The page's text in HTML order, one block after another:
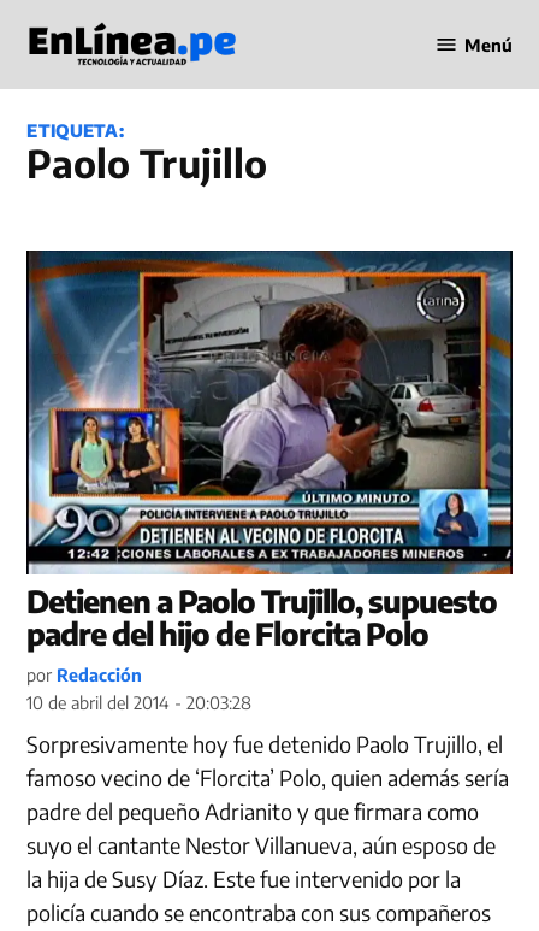
contenido
en Línea
Menú
ETIQUETA:
Paolo Trujillo
Detienen a Paolo Trujillo, supuesto
padre del hijo de Florcita Polo
por Redacción
10 de abril del 2014 - 20:03:28
Sorpresivamente hoy fue detenido Paolo Trujillo, el
famoso vecino de ‘Florcita’ Polo, quien además sería
padre del pequeño Adrianito y que firmara como
suyo el cantante Nestor Villanueva, aún esposo de
la hija de Susy Díaz. Este fue intervenido por la
policía cuando se encontraba con sus compañeros